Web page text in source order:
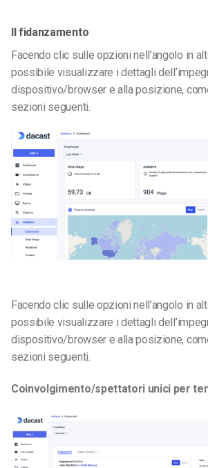
Il fidanzamento
Facendo clic sulle opzioni nell’angolo in
possibile visualizzare i dettagli
dispositivo/browser e alla posizione,
sezioni seguenti.
Facendo clic sulle opzioni nell’angolo in
possibile visualizzare i dettagli
dispositivo/browser e alla posizione,
sezioni seguenti.
Coinvolgimento/spettatori unici per